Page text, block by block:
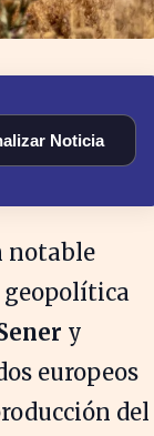
Noticia
notable
geopolítica
y
europeos
del